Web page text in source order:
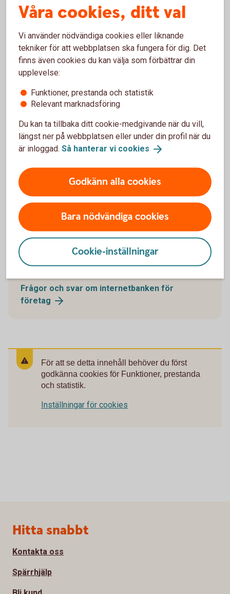
Vårt erbjudande för ISO20022
och leverera information till våra kunder för flera
ISO20022
Vanliga frågor och svar -
internetbanken för företag
Få svar på dina frågor om beloppsgränser, lönelista,
elektronisk faktura och mycket mer som gäller
internetbanken för företag.
Frågor och svar om internetbanken för
företag
För att se detta innehåll behöver du först
godkänna cookies för Funktioner, prestanda
och statistik.
Inställningar för cookies
Våra cookies, ditt val
Vi använder nödvändiga cookies eller liknande
tekniker för att webbplatsen ska fungera för dig. Det
finns även cookies du kan välja som förbättrar din
upplevelse:
Funktioner, prestanda och statistik
Relevant marknadsföring
Du kan ta tillbaka ditt cookie-medgivande när du vill,
längst ner på webbplatsen eller under din profil när du
är inloggad. Så hanterar vi cookies
Godkänn alla cookies
Bara nödvändiga cookies
Cookie-inställningar
Sidfot
Hitta snabbt
Kontakta oss
Spärrhjälp